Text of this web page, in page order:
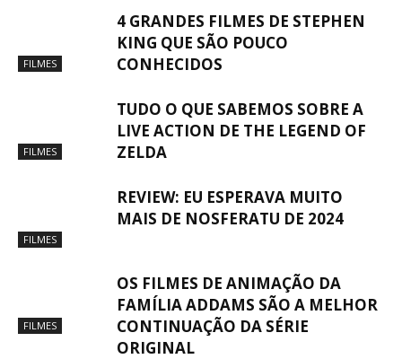
FILMES
4 GRANDES FILMES DE STEPHEN
KING QUE SÃO POUCO
CONHECIDOS
FILMES
TUDO O QUE SABEMOS SOBRE A
LIVE ACTION DE THE LEGEND OF
ZELDA
FILMES
REVIEW: EU ESPERAVA MUITO
MAIS DE NOSFERATU DE 2024
FILMES
OS FILMES DE ANIMAÇÃO DA
FAMÍLIA ADDAMS SÃO A MELHOR
CONTINUAÇÃO DA SÉRIE
ORIGINAL